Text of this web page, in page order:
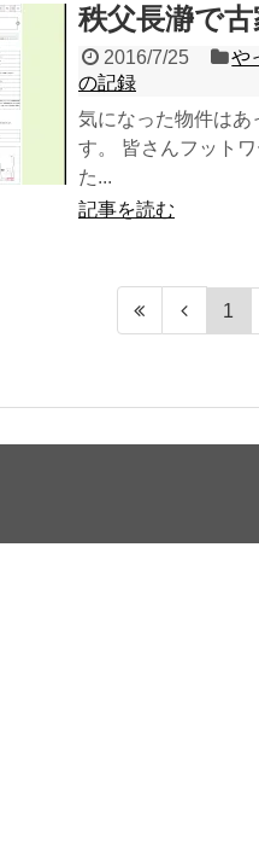
秩父長瀞で
2016/7/25 や
の記録
気になった物件はあ
す。 皆さんフット
た...
記事を読む
1